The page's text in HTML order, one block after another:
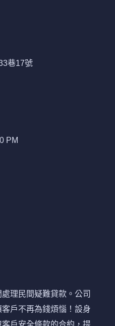
巷17號
PM
理民間疑難貸款。公司
戶不再為錢煩惱！設身